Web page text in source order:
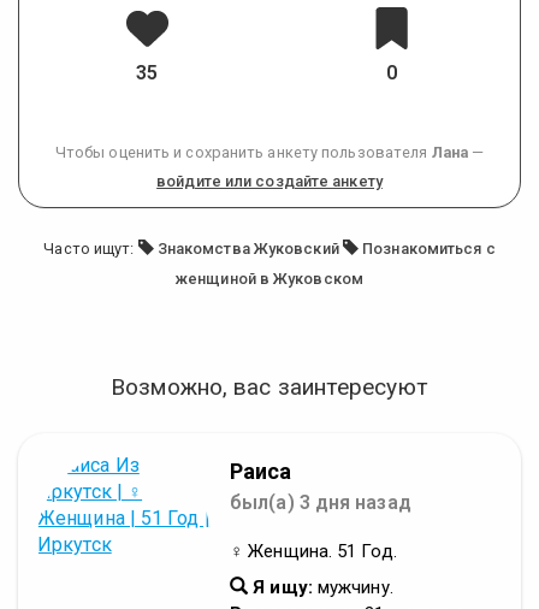
35 0
Чтобы оценить и сохранить анкету пользователя Лана—
войдите или создайте анкету
Часто ищут: Знакомства Жуковский
Познакомиться с
женщиной в Жуковском
Возможно, вас заинтересуют
Раиса
был(а) 3 дня назад
♀ Женщина. 51 Год.
Я ищу: мужчину.